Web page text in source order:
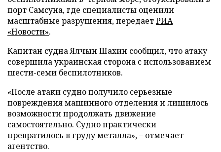
порт Самсуна, где специалисты оценили
масштабные разрушения, передаетРИА
«Новости».
Капитан судна Ялчын Шахин сообщил, что атаку
совершила украинская сторона с использованием
шести-семи беспилотников.
«После атаки судно получило серьезные
повреждения машинного отделения и лишилось
возможности продолжать движение
самостоятельно. Судно практически
превратилось в груду металла», – отмечает
агентство.